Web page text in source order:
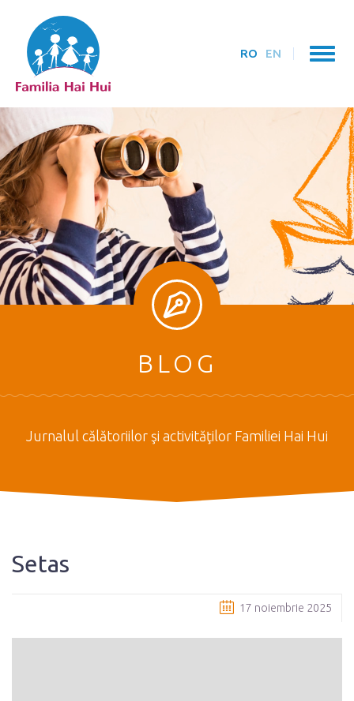
RO EN
BLOG
Jurnalul călătoriilor şi activităţilor Familiei Hai Hui
Setas
17 noiembrie 2025